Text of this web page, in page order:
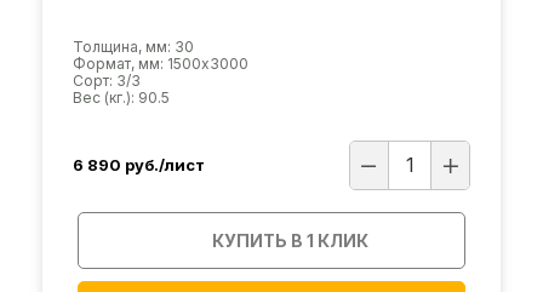
Толщина, мм: 30
Формат, мм: 1500х3000
Сорт: 3/3
Вес (кг.): 90.5
6 890 руб./лист
КУПИТЬ В 1 КЛИК